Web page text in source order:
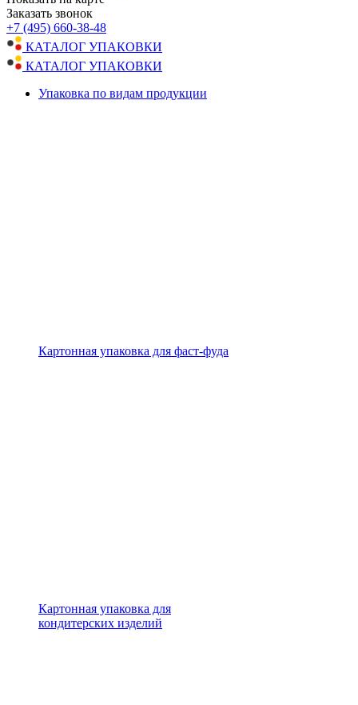
Заказать звонок
+7 (495) 660-38-48
КАТАЛОГ УПАКОВКИ
КАТАЛОГ УПАКОВКИ
Упаковка по видам продукции
Картонная упаковка для фаст-фуда
Картонная упаковка для
кондитерских изделий